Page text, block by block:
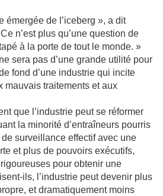
émergée de l’iceberg », a dit
n’est plus qu’une question de
à la porte de tout le monde. »
sera pas d’une grande utilité pour
fond d’une industrie qui incite
mauvais traitements et aux
que l’industrie peut se réformer
la minorité d’entraîneurs pourris
surveillance effectif avec une
et plus de pouvoirs exécutifs,
pour obtenir une
ils, l’industrie peut devenir plus
et dramatiquement moins